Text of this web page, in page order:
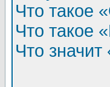
Что такое
Что такое
Что